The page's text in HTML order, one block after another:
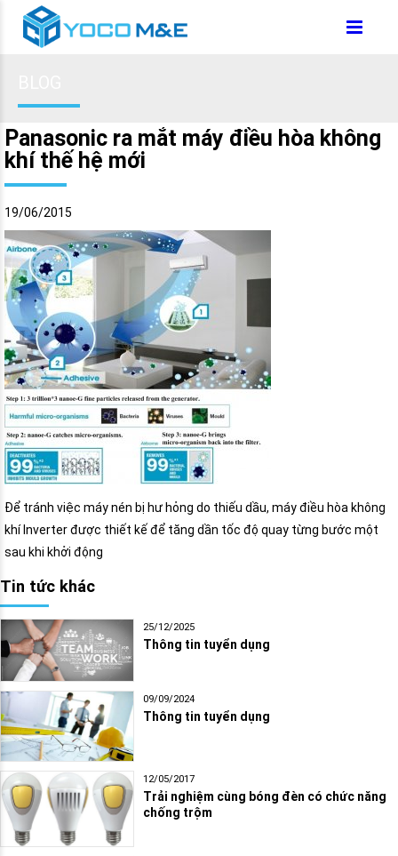
Panasonic ra mắt máy điều hòa không
khí thế hệ mới
19/06/2015
Để tránh việc máy nén bị hư hỏng do thiếu dầu, máy điều hòa không
khí Inverter được thiết kế để tăng dần tốc độ quay từng bước một
sau khi khởi động
Tin tức khác
25/12/2025
Thông tin tuyển dụng
09/09/2024
Thông tin tuyển dụng
12/05/2017
Trải nghiệm cùng bóng đèn có chức năng
chống trộm